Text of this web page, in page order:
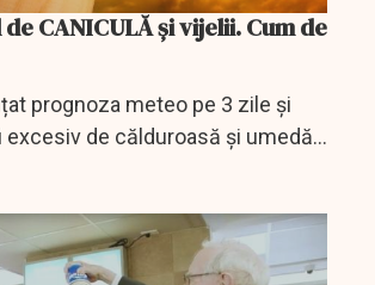
CANICULĂ și vijelii. Cum de
prognoza meteo pe 3 zile și
excesiv de călduroasă și umedă
în restul țării vor fi vijelii. Medicii